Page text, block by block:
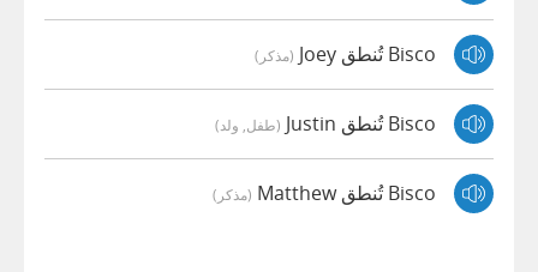
Bisco تُنطق Joey (مذكر)
Bisco تُنطق Justin (طفل, ولد)
Bisco تُنطق Matthew (مذكر)